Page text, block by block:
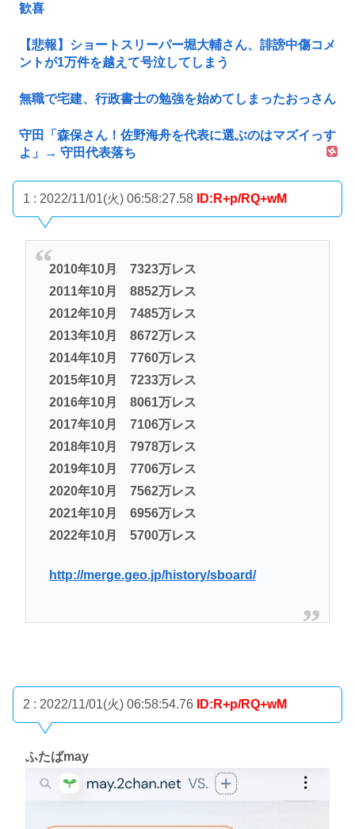
歓喜
【悲報】ショートスリーパー堀大輔さん、誹謗中傷コメ
ントが1万件を越えて号泣してしまう
無職で宅建、行政書士の勉強を始めてしまったおっさん
守田「森保さん！佐野海舟を代表に選ぶのはマズイっす
よ」→ 守田代表落ち
1 : 2022/11/01(火) 06:58:27.58 ID:R+p/RQ+wM
2010年10月 7323万レス
2011年10月 8852万レス
2012年10月 7485万レス
2013年10月 8672万レス
2014年10月 7760万レス
2015年10月 7233万レス
2016年10月 8061万レス
2017年10月 7106万レス
2018年10月 7978万レス
2019年10月 7706万レス
2020年10月 7562万レス
2021年10月 6956万レス
2022年10月 5700万レス
http://merge.geo.jp/history/sboard/
2 : 2022/11/01(火) 06:58:54.76 ID:R+p/RQ+wM
ふたばmay